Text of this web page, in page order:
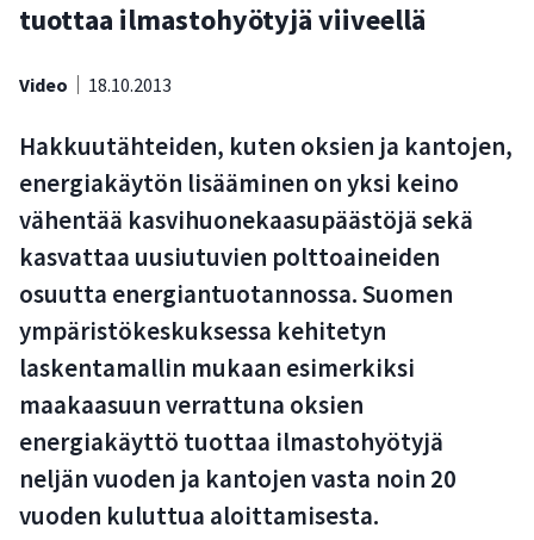
tuottaa ilmastohyötyjä viiveellä
Video 18.10.2013
Hakkuutähteiden, kuten oksien ja kantojen,
energiakäytön lisääminen on yksi keino
vähentää kasvihuonekaasupäästöjä sekä
kasvattaa uusiutuvien polttoaineiden
osuutta energiantuotannossa. Suomen
ympäristö­keskuksessa kehitetyn
laskentamallin mukaan esimerkiksi
maakaasuun verrattuna oksien
energiakäyttö tuottaa ilmastohyötyjä
neljän vuoden ja kantojen vasta noin 20
vuoden kuluttua aloittamisesta.